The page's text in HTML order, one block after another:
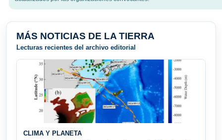
MÁS NOTICIAS DE LA TIERRA
Lecturas recientes del archivo editorial
CLIMA Y PLANETA